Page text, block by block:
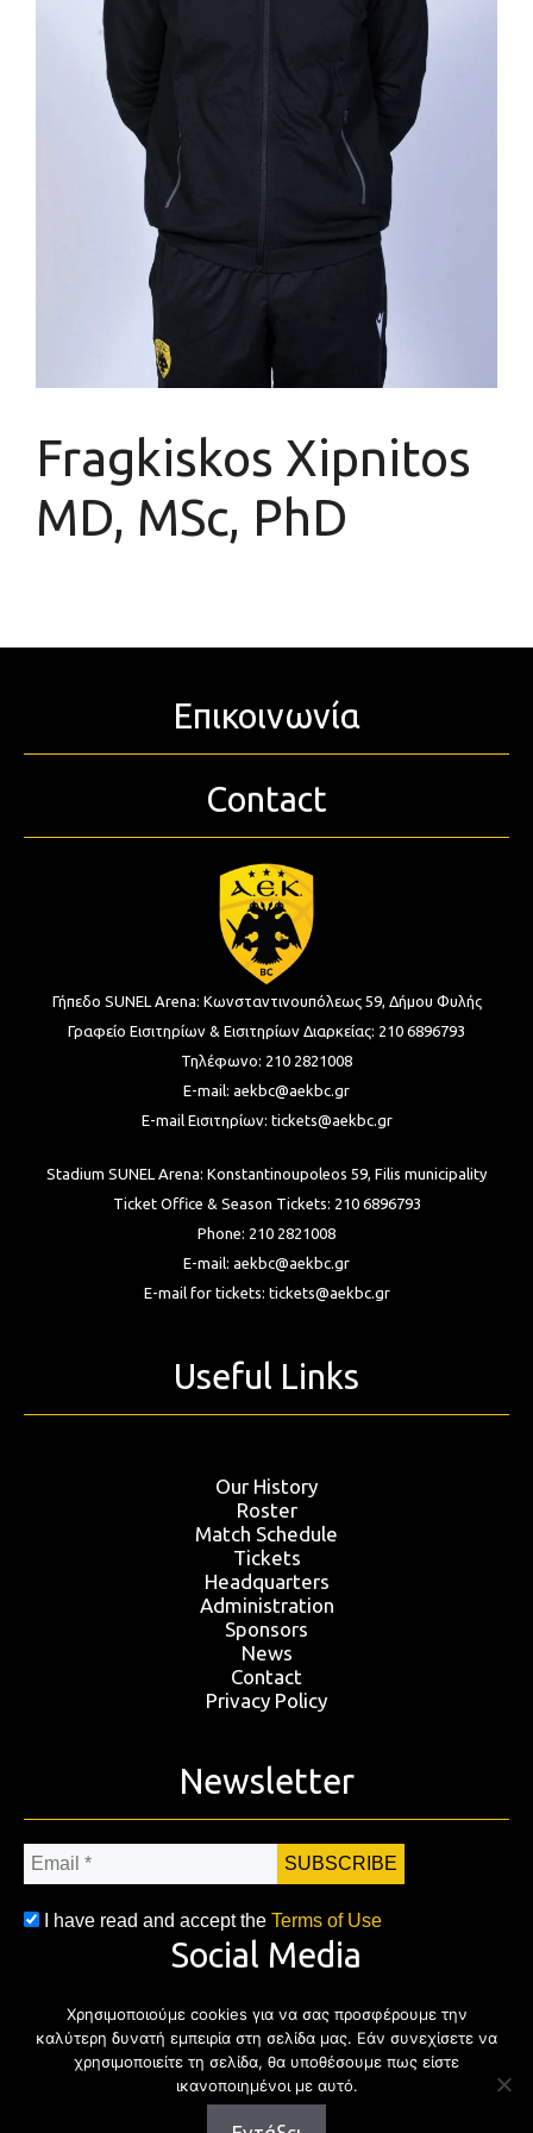
Fragkiskos Xipnitos
ΜD, MSc, PhD
Επικοινωνία
Contact
Γήπεδο SUNEL Arena: Κωνσταντινουπόλεως 59, Δήμου Φυλής
Γραφείο Εισιτηρίων & Εισιτηρίων Διαρκείας: 210 6896793
Τηλέφωνο: 210 2821008
E-mail: aekbc@aekbc.gr
E-mail Εισιτηρίων: tickets@aekbc.gr
Stadium SUNEL Arena: Konstantinoupoleos 59, Filis municipality
Ticket Office & Season Tickets: 210 6896793
Phone: 210 2821008
E-mail: aekbc@aekbc.gr
E-mail for tickets: tickets@aekbc.gr
Useful Links
Our History
Roster
Match Schedule
Tickets
Headquarters
Administration
Sponsors
News
Contact
Privacy Policy
Newsletter
Email
*
I have read and accept the Terms of Use
Social Media
FacebookTwitter Instagram
Χρησιμοποιούμε cookies για να σας προσφέρουμε την
καλύτερη δυνατή εμπειρία στη σελίδα μας. Εάν συνεχίσετε να
χρησιμοποιείτε τη σελίδα, θα υποθέσουμε πως είστε
ικανοποιημένοι με αυτό.